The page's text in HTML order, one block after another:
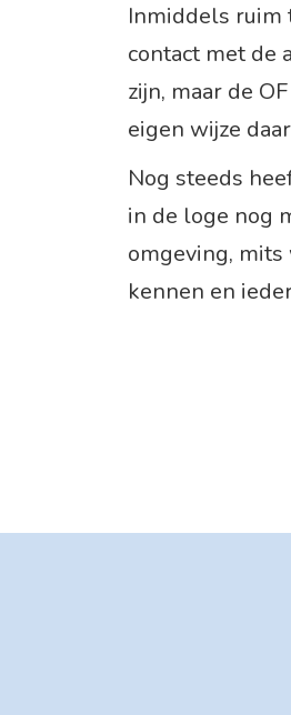
Inmiddels ruim
contact met de
zijn, maar de
eigen wijze
Nog steeds
in de loge nog
omgeving,
kennen en